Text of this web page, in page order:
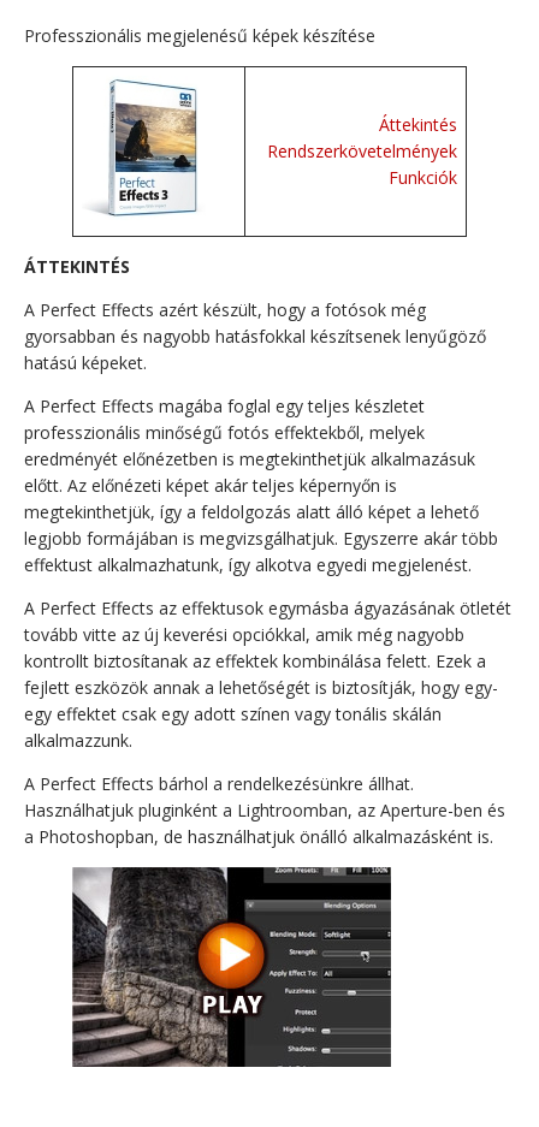
Professzionális megjelenésű képek készítése
Áttekintés
Rendszerkövetelmények
Funkciók
ÁTTEKINTÉS
A Perfect Effects azért készült, hogy a fotósok még
gyorsabban és nagyobb hatásfokkal készítsenek lenyűgöző
hatású képeket.
A Perfect Effects magába foglal egy teljes készletet
professzionális minőségű fotós effektekből, melyek
eredményét előnézetben is megtekinthetjük alkalmazásuk
előtt. Az előnézeti képet akár teljes képernyőn is
megtekinthetjük, így a feldolgozás alatt álló képet a lehető
legjobb formájában is megvizsgálhatjuk. Egyszerre akár több
effektust alkalmazhatunk, így alkotva egyedi megjelenést.
A Perfect Effects az effektusok egymásba ágyazásának ötletét
tovább vitte az új keverési opciókkal, amik még nagyobb
kontrollt biztosítanak az effektek kombinálása felett. Ezek a
fejlett eszközök annak a lehetőségét is biztosítják, hogy egy-
egy effektet csak egy adott színen vagy tonális skálán
alkalmazzunk.
A Perfect Effects bárhol a rendelkezésünkre állhat.
Használhatjuk pluginként a Lightroomban, az Aperture-ben és
a Photoshopban, de használhatjuk önálló alkalmazásként is.